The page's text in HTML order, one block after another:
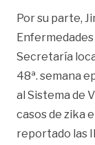
Por su parte,
Secretaría
48ª. semana
al Sistema de
casos de zika
reportado las